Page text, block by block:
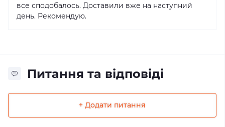
все сподобалось. Доставили вже на наступний
день. Рекомендую.
Питання та відповіді
+ Додати питання